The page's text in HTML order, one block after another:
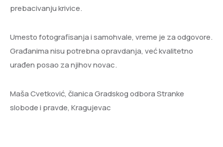
prebacivanju krivice.
Umesto fotografisanja i samohvale, vreme je za odgovore.
Građanima nisu potrebna opravdanja, već kvalitetno
urađen posao za njihov novac.
Maša Cvetković, članica Gradskog odbora Stranke
slobode i pravde, Kragujevac